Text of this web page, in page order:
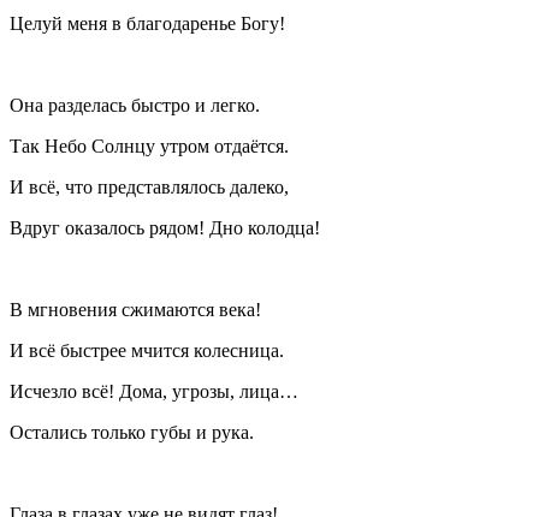
Целуй меня в благодаренье Богу!
Она разделась быстро и легко.
Так Небо Солнцу утром отдаётся.
И всё, что представлялось далеко,
Вдруг оказалось рядом! Дно колодца!
В мгновения сжимаются века!
И всё быстрее мчится колесница.
Исчезло всё! Дома, угрозы, лица…
Остались только губы и рука.